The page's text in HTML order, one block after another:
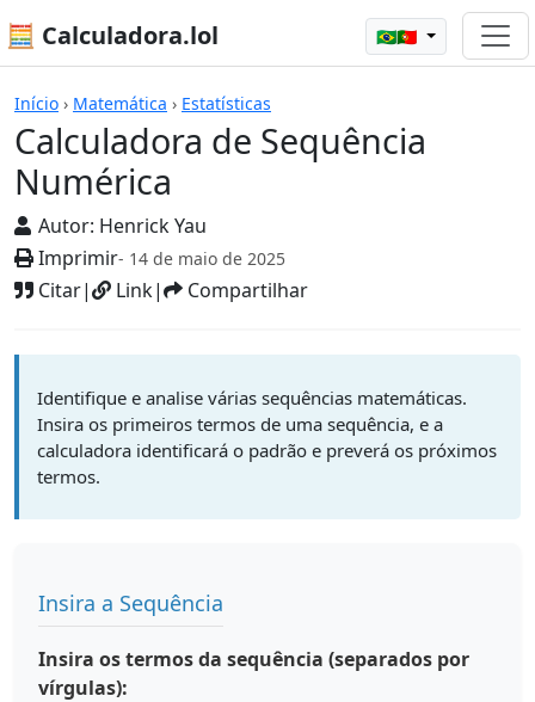
🧮 Calculadora.lol 🇧🇷🇵🇹
Início › Matemática › Estatísticas
Calculadora de Sequência
Numérica
Autor: Henrick Yau
Imprimir- 14 de maio de 2025
Citar| Link| Compartilhar
Calculadoras
Identifique e analise várias sequências matemáticas.
Insira os primeiros termos de uma sequência, e a
calculadora identificará o padrão e preverá os próximos
termos.
Insira a Sequência
Insira os termos da sequência (separados por
vírgulas):